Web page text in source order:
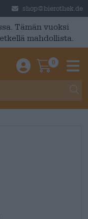
shop@bierothek.de
Tämän vuoksi
mahdollista.
Einloggen /
0